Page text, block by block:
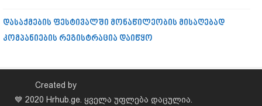
დასაქმების ფესტივალში მონაწილეობის მისაღებად
კომპანიების რეგისტრაცია დაიწყო
Created by
💙 2020 Hrhub.ge. ყველა უფლება დაცულია.